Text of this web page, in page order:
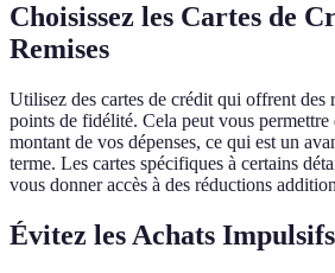
Choisissez les Cartes de
Remises
Utilisez des cartes de crédit qui offrent des
points de fidélité. Cela peut vous permettre
montant de vos dépenses, ce qui est un
terme. Les cartes spécifiques à certains
vous donner accès à des réductions
Évitez les Achats Impulsifs